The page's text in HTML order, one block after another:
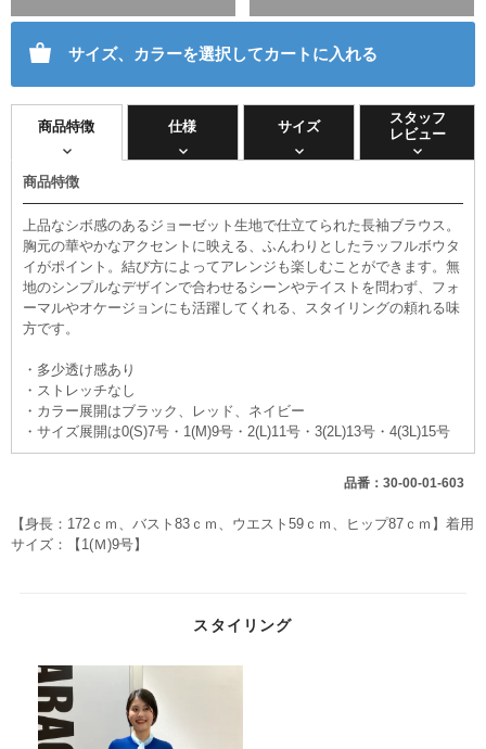
サイズ、カラーを選択してカートに入れる
商品特徴 仕様 サイズ
スタッフ
レビュー
商品特徴
上品なシボ感のあるジョーゼット生地で仕立てられた長袖ブラウス。
胸元の華やかなアクセントに映える、ふんわりとしたラッフルボウタ
イがポイント。結び方によってアレンジも楽しむことができます。無
地のシンプルなデザインで合わせるシーンやテイストを問わず、フォ
ーマルやオケージョンにも活躍してくれる、スタイリングの頼れる味
方です。
・多少透け感あり
・ストレッチなし
・カラー展開はブラック、レッド、ネイビー
・サイズ展開は0(S)7号・1(M)9号・2(L)11号・3(2L)13号・4(3L)15号
品番：30-00-01-603
【身長：172ｃｍ、バスト83ｃｍ、ウエスト59ｃｍ、ヒップ87ｃｍ】着用
サイズ：【1(Ｍ)9号】
スタイリング